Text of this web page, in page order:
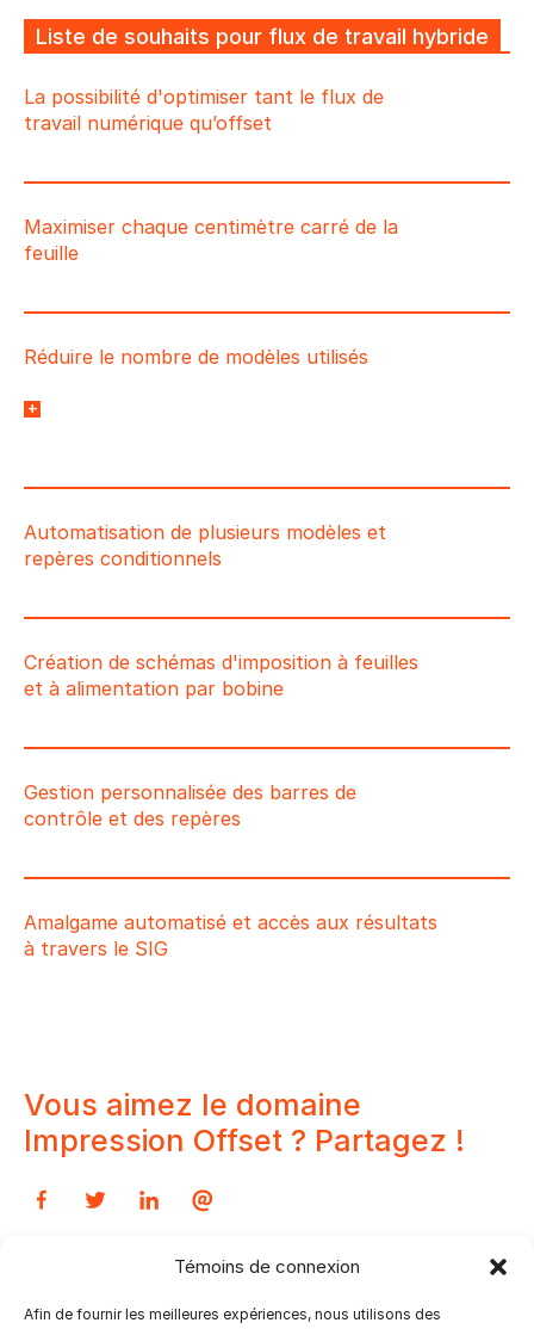
Témoins de connexion
Afin de fournir les meilleures expériences, nous utilisons des
Liste de souhaits pour flux de travail hybride
La possibilité d'optimiser tant le flux de
travail numérique qu’offset
Maximiser chaque centimètre carré de la
feuille
Réduire le nombre de modèles utilisés
dynamiques avec Ultimate Impostrip®.
Automatisation de plusieurs modèles et
repères conditionnels
Création de schémas d'imposition à feuilles
et à alimentation par bobine
Gestion personnalisée des barres de
contrôle et des repères
Amalgame automatisé et accès aux résultats
à travers le SIG
Vous aimez le domaine
Impression Offset ? Partagez !